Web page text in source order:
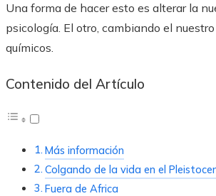
Una forma de hacer esto es alterar la
psicología. El otro, cambiando el nuestro
químicos.
Contenido del Artículo
Más información
Colgando de la vida en el
Fuera de Africa